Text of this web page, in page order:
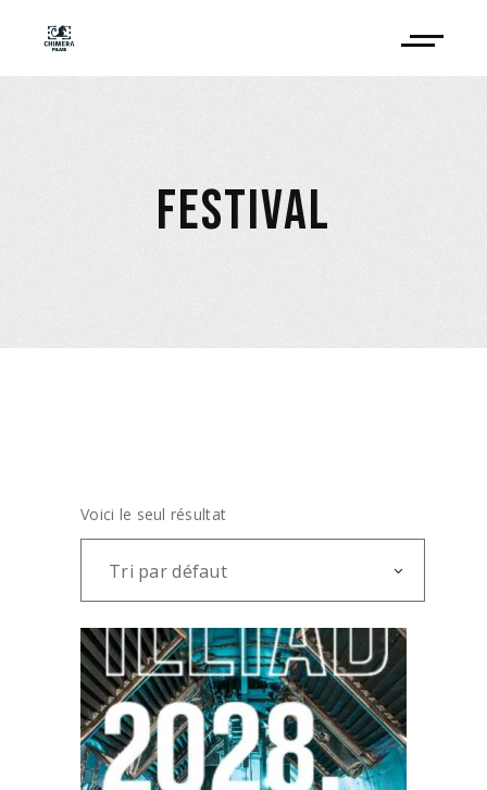
FESTIVAL
Voici le seul résultat
Tri par défaut